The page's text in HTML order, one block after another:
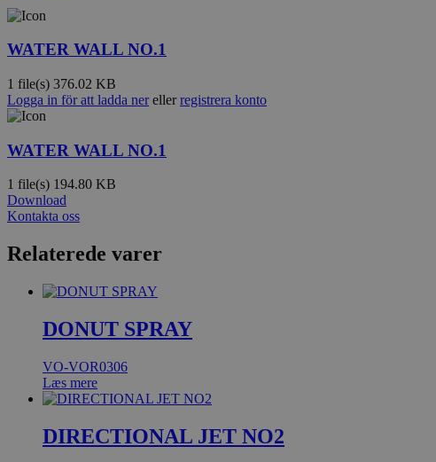
WATER WALL NO.1
1 file(s) 376.02 KB
Logga in för att ladda nerellerregistrera konto
WATER WALL NO.1
1 file(s) 194.80 KB
Download
Kontakta oss
Relaterede varer
DONUT SPRAY
VO-VOR0306
Læs mere
DIRECTIONAL JET NO2